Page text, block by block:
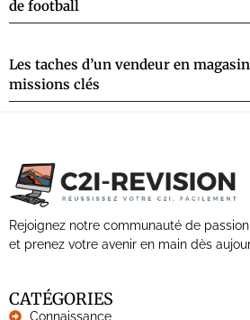
de football
Les taches d’un vendeur en
missions clés
Rejoignez notre communauté de
et prenez votre avenir en main dès
CATÉGORIES
Connaissance